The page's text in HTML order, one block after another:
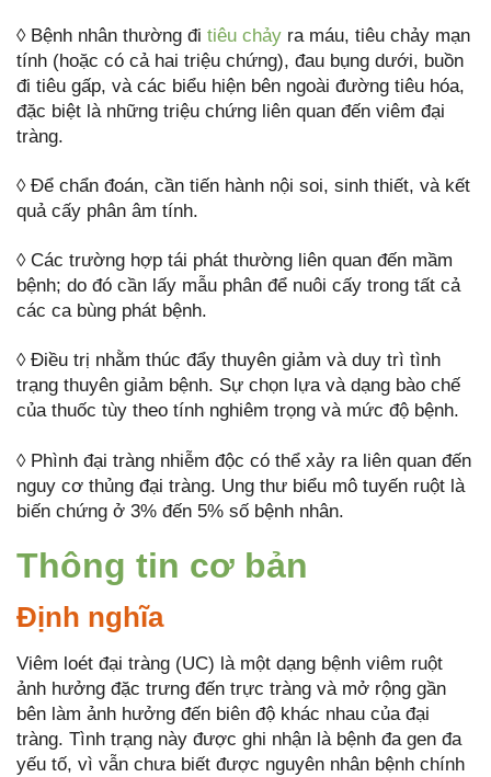
◊ Bệnh nhân thường đi tiêu chảy ra máu, tiêu chảy mạn
tính (hoặc có cả hai triệu chứng), đau bụng dưới, buồn
đi tiêu gấp, và các biểu hiện bên ngoài đường tiêu hóa,
đặc biệt là những triệu chứng liên quan đến viêm đại
tràng.
◊ Để chẩn đoán, cần tiến hành nội soi, sinh thiết, và kết
quả cấy phân âm tính.
◊ Các trường hợp tái phát thường liên quan đến mầm
bệnh; do đó cần lấy mẫu phân để nuôi cấy trong tất cả
các ca bùng phát bệnh.
◊ Điều trị nhằm thúc đẩy thuyên giảm và duy trì tình
trạng thuyên giảm bệnh. Sự chọn lựa và dạng bào chế
của thuốc tùy theo tính nghiêm trọng và mức độ bệnh.
◊ Phình đại tràng nhiễm độc có thể xảy ra liên quan đến
nguy cơ thủng đại tràng. Ung thư biểu mô tuyến ruột là
biến chứng ở 3% đến 5% số bệnh nhân.
Thông tin cơ bản
Định nghĩa
Viêm loét đại tràng (UC) là một dạng bệnh viêm ruột
ảnh hưởng đặc trưng đến trực tràng và mở rộng gần
bên làm ảnh hưởng đến biên độ khác nhau của đại
tràng. Tình trạng này được ghi nhận là bệnh đa gen đa
yếu tố, vì vẫn chưa biết được nguyên nhân bệnh chính